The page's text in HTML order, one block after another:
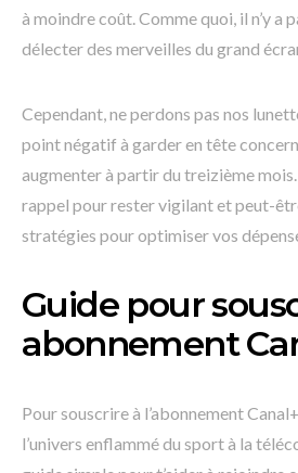
à moindre coût. Comme quoi, il n’y a
délecter des merveilles du grand
Cependant, ne perdons pas nos
point négatif à garder en tête
augmenter à partir du treizième
rappel pour rester vigilant et peut-
stratégies pour optimiser vos
Guide pour
abonnement
Pour souscrire à l’abonnement
l’univers enflammé du sport à la